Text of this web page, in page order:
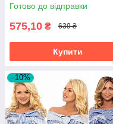
Готово до відправки
575,10 ₴ 639 ₴
Купити
–10%